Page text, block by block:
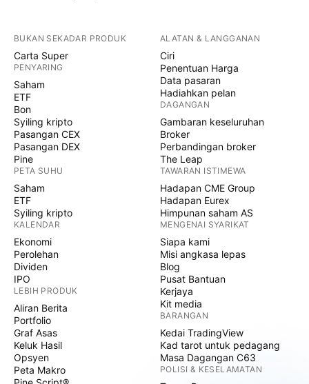
BUKAN SEKADAR PRODUK
Carta Super
PENYARING
Saham
ETF
Bon
Syiling kripto
Pasangan CEX
Pasangan DEX
Pine
PETA SUHU
Saham
ETF
Syiling kripto
KALENDAR
Ekonomi
Perolehan
Dividen
IPO
LEBIH PRODUK
Aliran Berita
Portfolio
Graf Asas
Keluk Hasil
Opsyen
Peta Makro
ALATAN & LANGGANAN
Ciri
Penentuan Harga
Data pasaran
Hadiahkan pelan
DAGANGAN
Gambaran keseluruhan
Broker
Perbandingan broker
The Leap
TAWARAN ISTIMEWA
Hadapan CME Group
Hadapan Eurex
Himpunan saham AS
MENGENAI SYARIKAT
Siapa kami
Misi angkasa lepas
Blog
Pusat Bantuan
Kerjaya
Kit media
BARANGAN
Kedai TradingView
Kad tarot untuk pedagang
Masa Dagangan C63
POLISI & KESELAMATAN